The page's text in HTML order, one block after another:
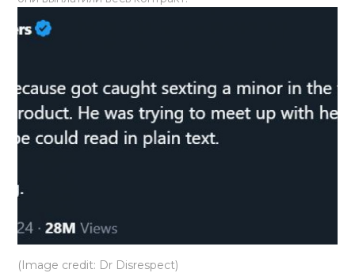
(Image credit: Dr Disrespect)